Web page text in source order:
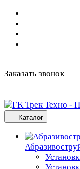
Заказать звонок
Каталог